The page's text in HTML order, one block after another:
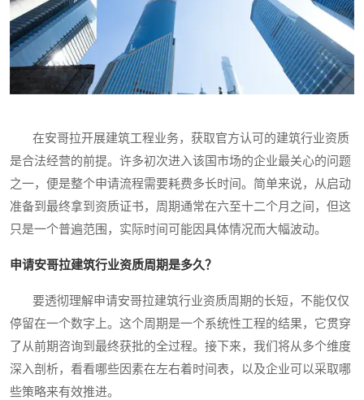
在安哥拉开展建筑工程业务，获取官方认可的建筑行业资质
是合法经营的前提。许多初次进入该国市场的企业最关心的问题
之一，便是整个申请流程需要耗费多长时间。简单来说，从启动
准备到最终拿到资质证书，周期通常在六至十二个月之间，但这
只是一个普遍范围，实际时间可能因具体情况而大幅波动。
申请安哥拉建筑行业资质周期是多久？
要透彻理解申请安哥拉建筑行业资质周期的长短，不能仅仅
停留在一个数字上。这个周期是一个系统性工程的结果，它贯穿
了从前期咨询到最终获批的全过程。接下来，我们将从多个维度
深入剖析，看看哪些因素在左右着时间表，以及企业可以采取哪
些策略来有效推进。